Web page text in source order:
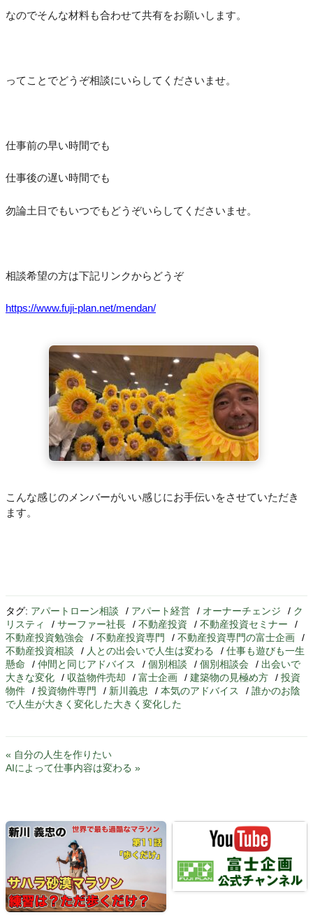
なのでそんな材料も合わせて共有をお願いします。
ってことでどうぞ相談にいらしてくださいませ。
仕事前の早い時間でも
仕事後の遅い時間でも
勿論土日でもいつでもどうぞいらしてくださいませ。
相談希望の方は下記リンクからどうぞ
https://www.fuji-plan.net/mendan/
こんな感じのメンバーがいい感じにお手伝いをさせていただき
ます。
タグ: アパートローン相談 / アパート経営 / オーナーチェンジ / ク
リスティ
/ サーファー社長 / 不動産投資 / 不動産投資セミナー
/
不動産投資勉強会
/ 不動産投資専門 / 不動産投資専門の富士企画
/
不動産投資相談
/ 人との出会いで人生は変わる / 仕事も遊びも一生
懸命
/ 仲間と同じアドバイス / 個別相談 / 個別相談会 / 出会いで
大きな変化
/ 収益物件売却 / 富士企画 / 建築物の見極め方 / 投資
物件
/ 投資物件専門 / 新川義忠 / 本気のアドバイス / 誰かのお陰
で人生が大きく変化した大きく変化した
« 自分の人生を作りたい
AIによって仕事内容は変わる »